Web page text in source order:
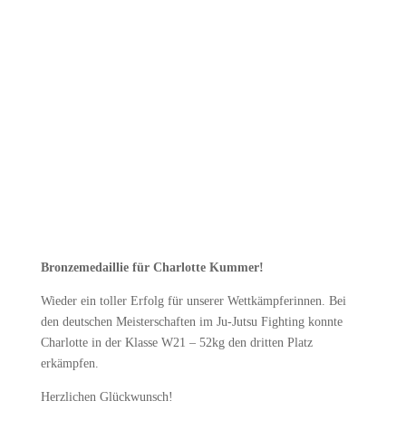
Bronzemedaillie für Charlotte Kummer!
Wieder ein toller Erfolg für unserer Wettkämpferinnen. Bei
den deutschen Meisterschaften im Ju-Jutsu Fighting konnte
Charlotte in der Klasse W21 – 52kg den dritten Platz
erkämpfen.
Herzlichen Glückwunsch!